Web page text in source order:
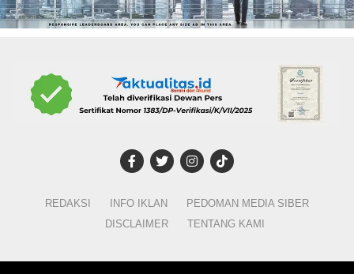
REDAKSI INFO IKLAN
PEDOMAN MEDIA SIBER
DISCLAIMER
TENTANG KAMI